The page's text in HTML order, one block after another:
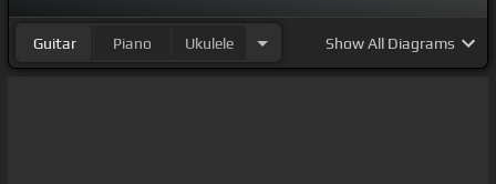
Guitar Piano Ukulele ShowAll Diagrams